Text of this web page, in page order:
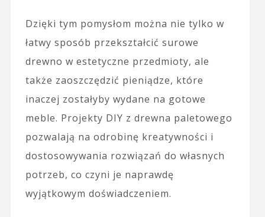
Dzięki tym pomysłom można nie tylko w
łatwy sposób przekształcić surowe
drewno w estetyczne przedmioty, ale
także zaoszczędzić pieniądze, które
inaczej zostałyby wydane na gotowe
meble. Projekty DIY z drewna paletowego
pozwalają na odrobinę kreatywności i
dostosowywania rozwiązań do własnych
potrzeb, co czyni je naprawdę
wyjątkowym doświadczeniem.